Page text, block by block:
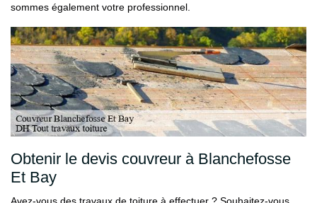
sommes également votre professionnel.
Obtenir le devis couvreur à Blanchefosse
Et Bay
Avez-vous des travaux de toiture à effectuer ? Souhaitez-vous